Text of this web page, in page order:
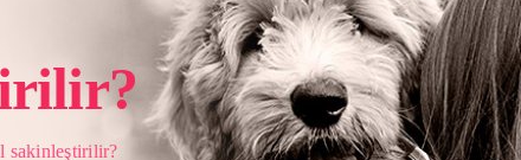
sakinleştirilir?